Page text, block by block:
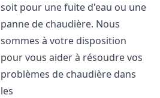
soit pour une fuite d'eau ou une
panne de chaudière. Nous
sommes à votre disposition
pour vous aider à résoudre vos
problèmes de chaudière dans
les